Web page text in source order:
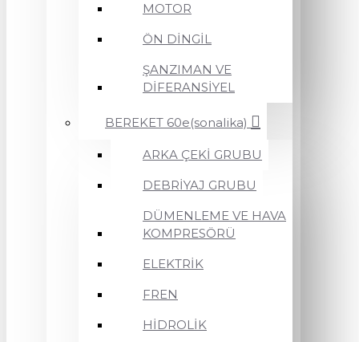
MOTOR
ÖN DİNGİL
ŞANZIMAN VE
DİFERANSİYEL
BEREKET 60e(sonalika)
ARKA ÇEKİ GRUBU
DEBRİYAJ GRUBU
DÜMENLEME VE HAVA
KOMPRESÖRÜ
ELEKTRİK
FREN
HİDROLİK